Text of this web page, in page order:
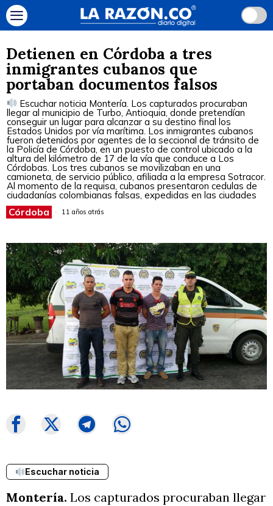
Detienen en Córdoba a tres
inmigrantes cubanos que
portaban documentos falsos
Escuchar noticia Montería. Los capturados procuraban
llegar al municipio de Turbo, Antioquia, donde pretendían
conseguir un lugar para alcanzar a su destino final los
Estados Unidos por vía marítima. Los inmigrantes cubanos
fueron detenidos por agentes de la seccional de tránsito de
la Policía de Córdoba, en un puesto de control ubicado a la
altura del kilómetro de 17 de la vía que conduce a Los
Córdobas. Los tres cubanos se movilizaban en una
camioneta, de servicio público, afiliada a la empresa Sotracor.
Al momento de la requisa, cubanos presentaron cedulas de
ciudadanías colombianas falsas, expedidas en las ciudades
Córdoba 11 años atrás
Escuchar noticia
Montería. Los capturados procuraban llegar